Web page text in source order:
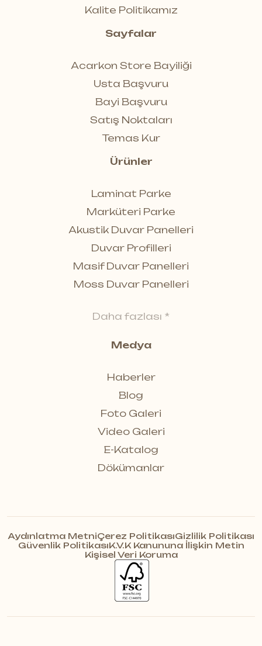
Kalite Politikamız
Sayfalar
Acarkon Store Bayiliği
Usta Başvuru
Bayi Başvuru
Satış Noktaları
Temas Kur
Ürünler
Laminat Parke
Marküteri Parke
Akustik Duvar Panelleri
Duvar Profilleri
Masif Duvar Panelleri
Moss Duvar Panelleri
Daha fazlası *
Medya
Haberler
Blog
Foto Galeri
Video Galeri
E-Katalog
Dökümanlar
Aydınlatma MetniÇerez PolitikasıGizlilik Politikası
Güvenlik PolitikasıK.V.K Kanununa İlişkin Metin
Kişisel Veri Koruma